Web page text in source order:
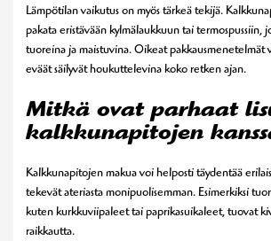
Lämpötilan vaikutus on myös tärkeä tekijä.
pakata eristävään kylmälaukkuun tai termospussiin,
tuoreina ja maistuvina. Oikeat pakkausmenetelmät
eväät säilyvät houkuttelevina koko retken ajan.
Mitkä ovat parhaat
kalkkunapitojen
Kalkkunapitojen makua voi helposti täydentää
tekevät ateriasta monipuolisemman. Esimerkiksi
kuten kurkkuviipaleet tai paprikasuikaleet, tuovat
raikkautta.